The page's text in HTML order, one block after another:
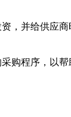
，并给供应
程序，以